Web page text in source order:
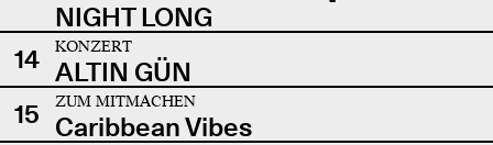
NIGHT LONG
14
KONZERT
ALTIN GÜN
15
ZUM MITMACHEN
Caribbean Vibes